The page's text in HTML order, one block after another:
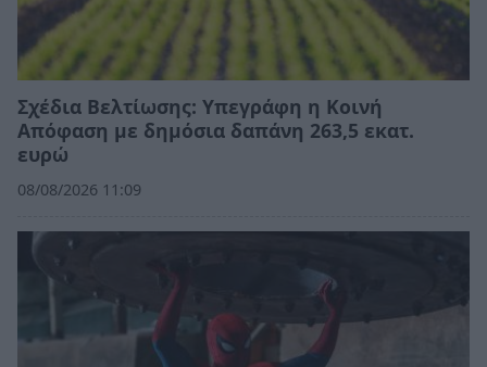
Σχέδια Βελτίωσης: Υπεγράφη η Κοινή
Απόφαση με δημόσια δαπάνη 263,5 εκατ.
ευρώ
08/08/2026 11:09